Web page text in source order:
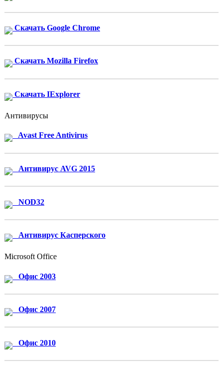
Скачать Google Chrome
Скачать Mozilla Firefox
Скачать IExplorer
Антивирусы
Avast Free Antivirus
Антивирус AVG 2015
NOD32
Антивирус Касперского
Microsoft Office
Офис 2003
Офис 2007
Офис 2010